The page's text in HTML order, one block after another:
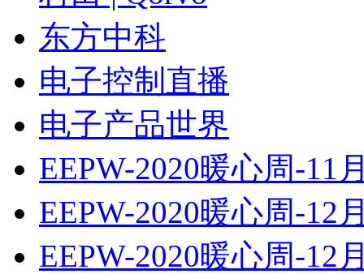
东方中科
电子控制直播
电子产品世界
EEPW-2020暖心周-11
EEPW-2020暖心周-12
EEPW-2020暖心周-12